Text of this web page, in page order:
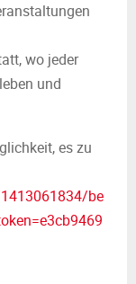
wo jeder
und
es zu
be